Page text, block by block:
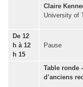
Claire
University of
De 12
h à 12
h 15
Pause
Table ronde
d’anciens